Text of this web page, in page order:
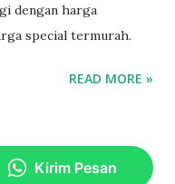
dengan harga
special termurah.
READ MORE »